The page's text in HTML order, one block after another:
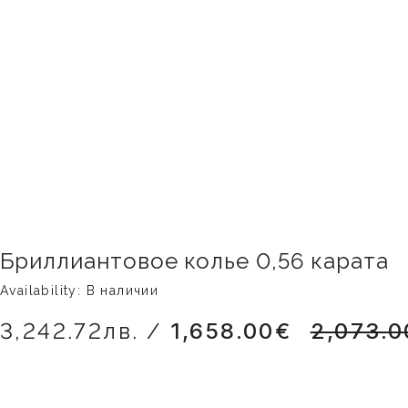
Бриллиантовое колье 0,56 карата
Availability: В наличии
3,242.72лв. / 1,658.00€